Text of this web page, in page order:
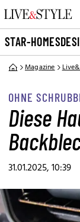
STAR-HOMES
Magazine
OHNE
Diese
31.01.2025, 10:39